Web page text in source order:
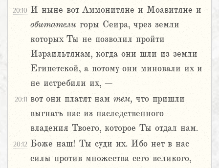
20:10 И ныне вот Аммонитяне и Моавитяне и
обитатели горы Сеира, чрез земли
которых Ты не позволил пройти
Израильтянам, когда они шли из земли
Египетской, а потому они миновали их и
не истребили их, –
20:11 вот они платят нам тем, что пришли
выгнать нас из наследственного
владения Твоего, которое Ты отдал нам.
20:12 Боже наш! Ты суди их. Ибо нет в нас
силы против множества сего великого,